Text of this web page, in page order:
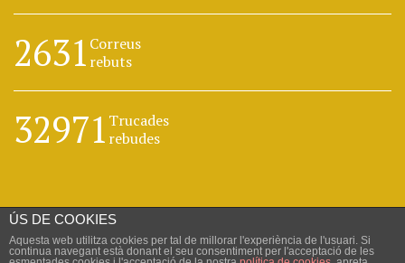
2631 Correus
rebuts
32971 Trucades
rebudes
ÚS DE COOKIES
Aquesta web utilitza cookies per tal de millorar l'experiència de l'usuari. Si
continua navegant està donant el seu consentiment per l'acceptació de les